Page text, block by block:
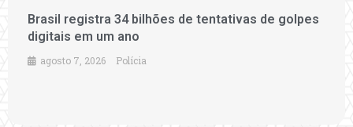
Brasil registra 34 bilhões de tentativas de golpes
digitais em um ano
agosto 7, 2026 Polícia